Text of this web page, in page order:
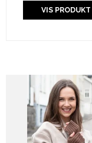
VIS PRODUKT